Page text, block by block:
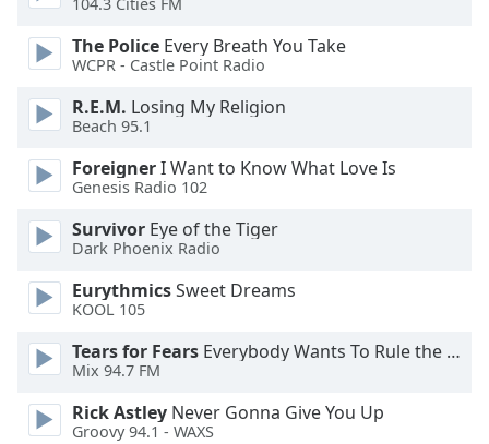
dialog
window.
Escape
cancel
and
close
Text
Color
Opacity
Text
Background
104.3 Cities FM
The Police Every Breath You Take
WCPR - Castle Point Radio
R.E.M. Losing My Religion
Beach 95.1
ForeignerI Want to Know What Love Is
Genesis Radio 102
Survivor Eye of the Tiger
Dark Phoenix Radio
EurythmicsSweet Dreams
KOOL 105
Tears for Fears Everybody Wants To Rule the World
Mix 94.7 FM
Rick Astley Never Gonna Give You Up
Groovy 94.1 - WAXS